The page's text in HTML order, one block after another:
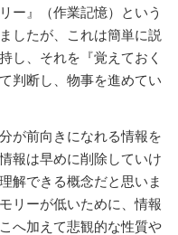
ー』（作業記憶）という
したが、これは簡単に説
し、それを『覚えておく
判断し、物事を進めてい
が前向きになれる情報を
報は早めに削除していけ
解できる概念だと思いま
リーが低いために、情報
へ加えて悲観的な性質や